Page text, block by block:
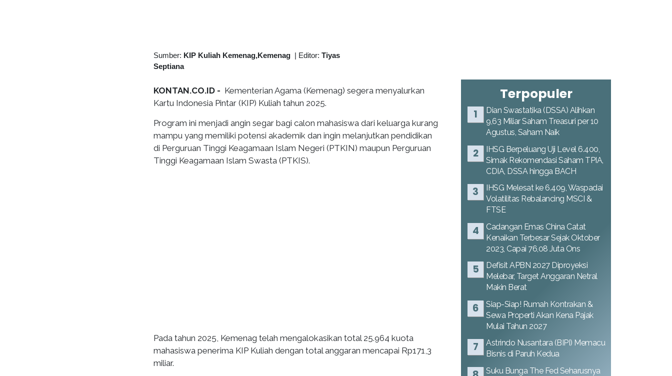
Sumber: KIP Kuliah Kemenag,Kemenag | Editor: Tiyas
Septiana
KONTAN.CO.ID - Kementerian Agama (Kemenag) segera menyalurkan
Kartu Indonesia Pintar (KIP) Kuliah tahun 2025.
Program ini menjadi angin segar bagi calon mahasiswa dari keluarga kurang
mampu yang memiliki potensi akademik dan ingin melanjutkan pendidikan
di Perguruan Tinggi Keagamaan Islam Negeri (PTKIN) maupun Perguruan
Tinggi Keagamaan Islam Swasta (PTKIS).
Pada tahun 2025, Kemenag telah mengalokasikan total 25.964 kuota
mahasiswa penerima KIP Kuliah dengan total anggaran mencapai Rp171,3
miliar.
Terpopuler
Dian Swastatika (DSSA) Alihkan
9,63 Miliar Saham Treasuri per 10
Agustus, Saham Naik
IHSG Berpeluang Uji Level 6.400,
Simak Rekomendasi Saham TPIA,
CDIA, DSSA hingga BACH
IHSG Melesat ke 6.409, Waspadai
Volatilitas Rebalancing MSCI &
FTSE
Cadangan Emas China Catat
Kenaikan Terbesar Sejak Oktober
2023, Capai 76,08 Juta Ons
Defisit APBN 2027 Diproyeksi
Melebar, Target Anggaran Netral
Makin Berat
Siap-Siap! Rumah Kontrakan &
Sewa Properti Akan Kena Pajak
Mulai Tahun 2027
Astrindo Nusantara (BIPI) Memacu
Bisnis di Paruh Kedua
Suku Bunga The Fed Seharusnya